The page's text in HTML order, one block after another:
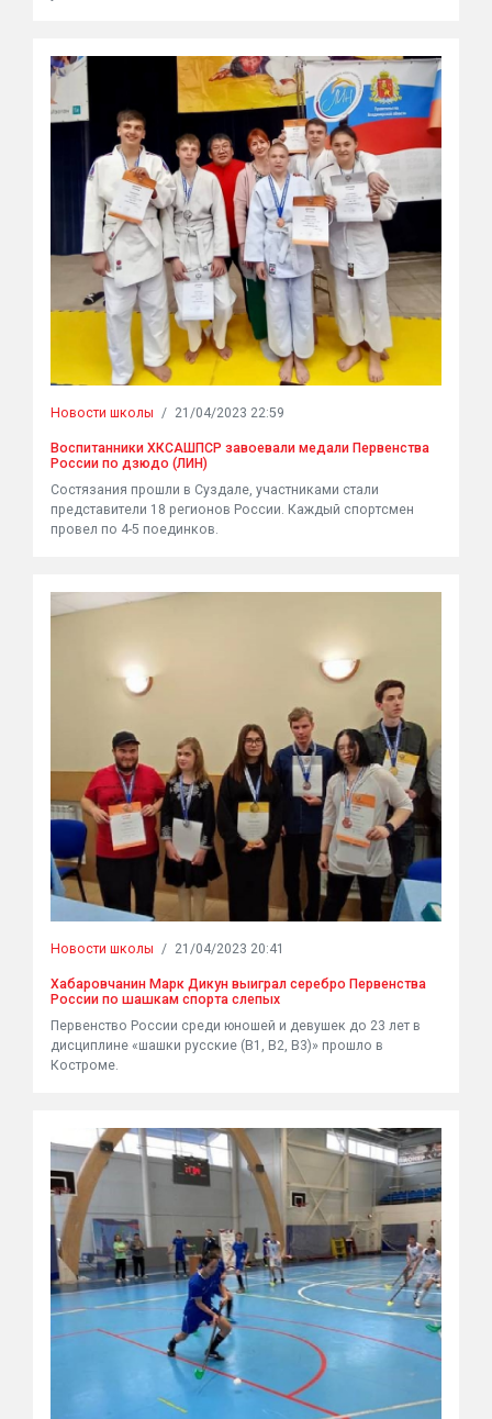
Новости школы / 21/04/2023 22:59
Воспитанники ХКСАШПСР завоевали медали Первенства
России по дзюдо (ЛИН)
Состязания прошли в Суздале, участниками стали
представители 18 регионов России. Каждый спортсмен
провел по 4-5 поединков.
Новости школы / 21/04/2023 20:41
Хабаровчанин Марк Дикун выиграл серебро Первенства
России по шашкам спорта слепых
Первенство России среди юношей и девушек до 23 лет в
дисциплине «шашки русские (В1, В2, В3)» прошло в
Костроме.